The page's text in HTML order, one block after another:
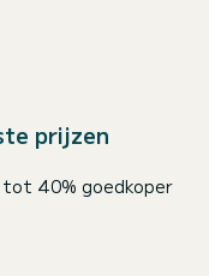
prijzen
tot 40% goedkoper